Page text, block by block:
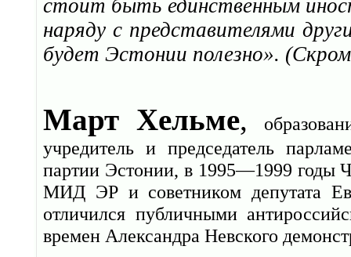
стоит быть единственным
наряду с представителями
будет Эстонии полезно».
Март Хельме,
учредитель и председатель
партии Эстонии, в 1995—1999 годы
МИД ЭР и советником депутата
отличился публичными
времен Александра Невского